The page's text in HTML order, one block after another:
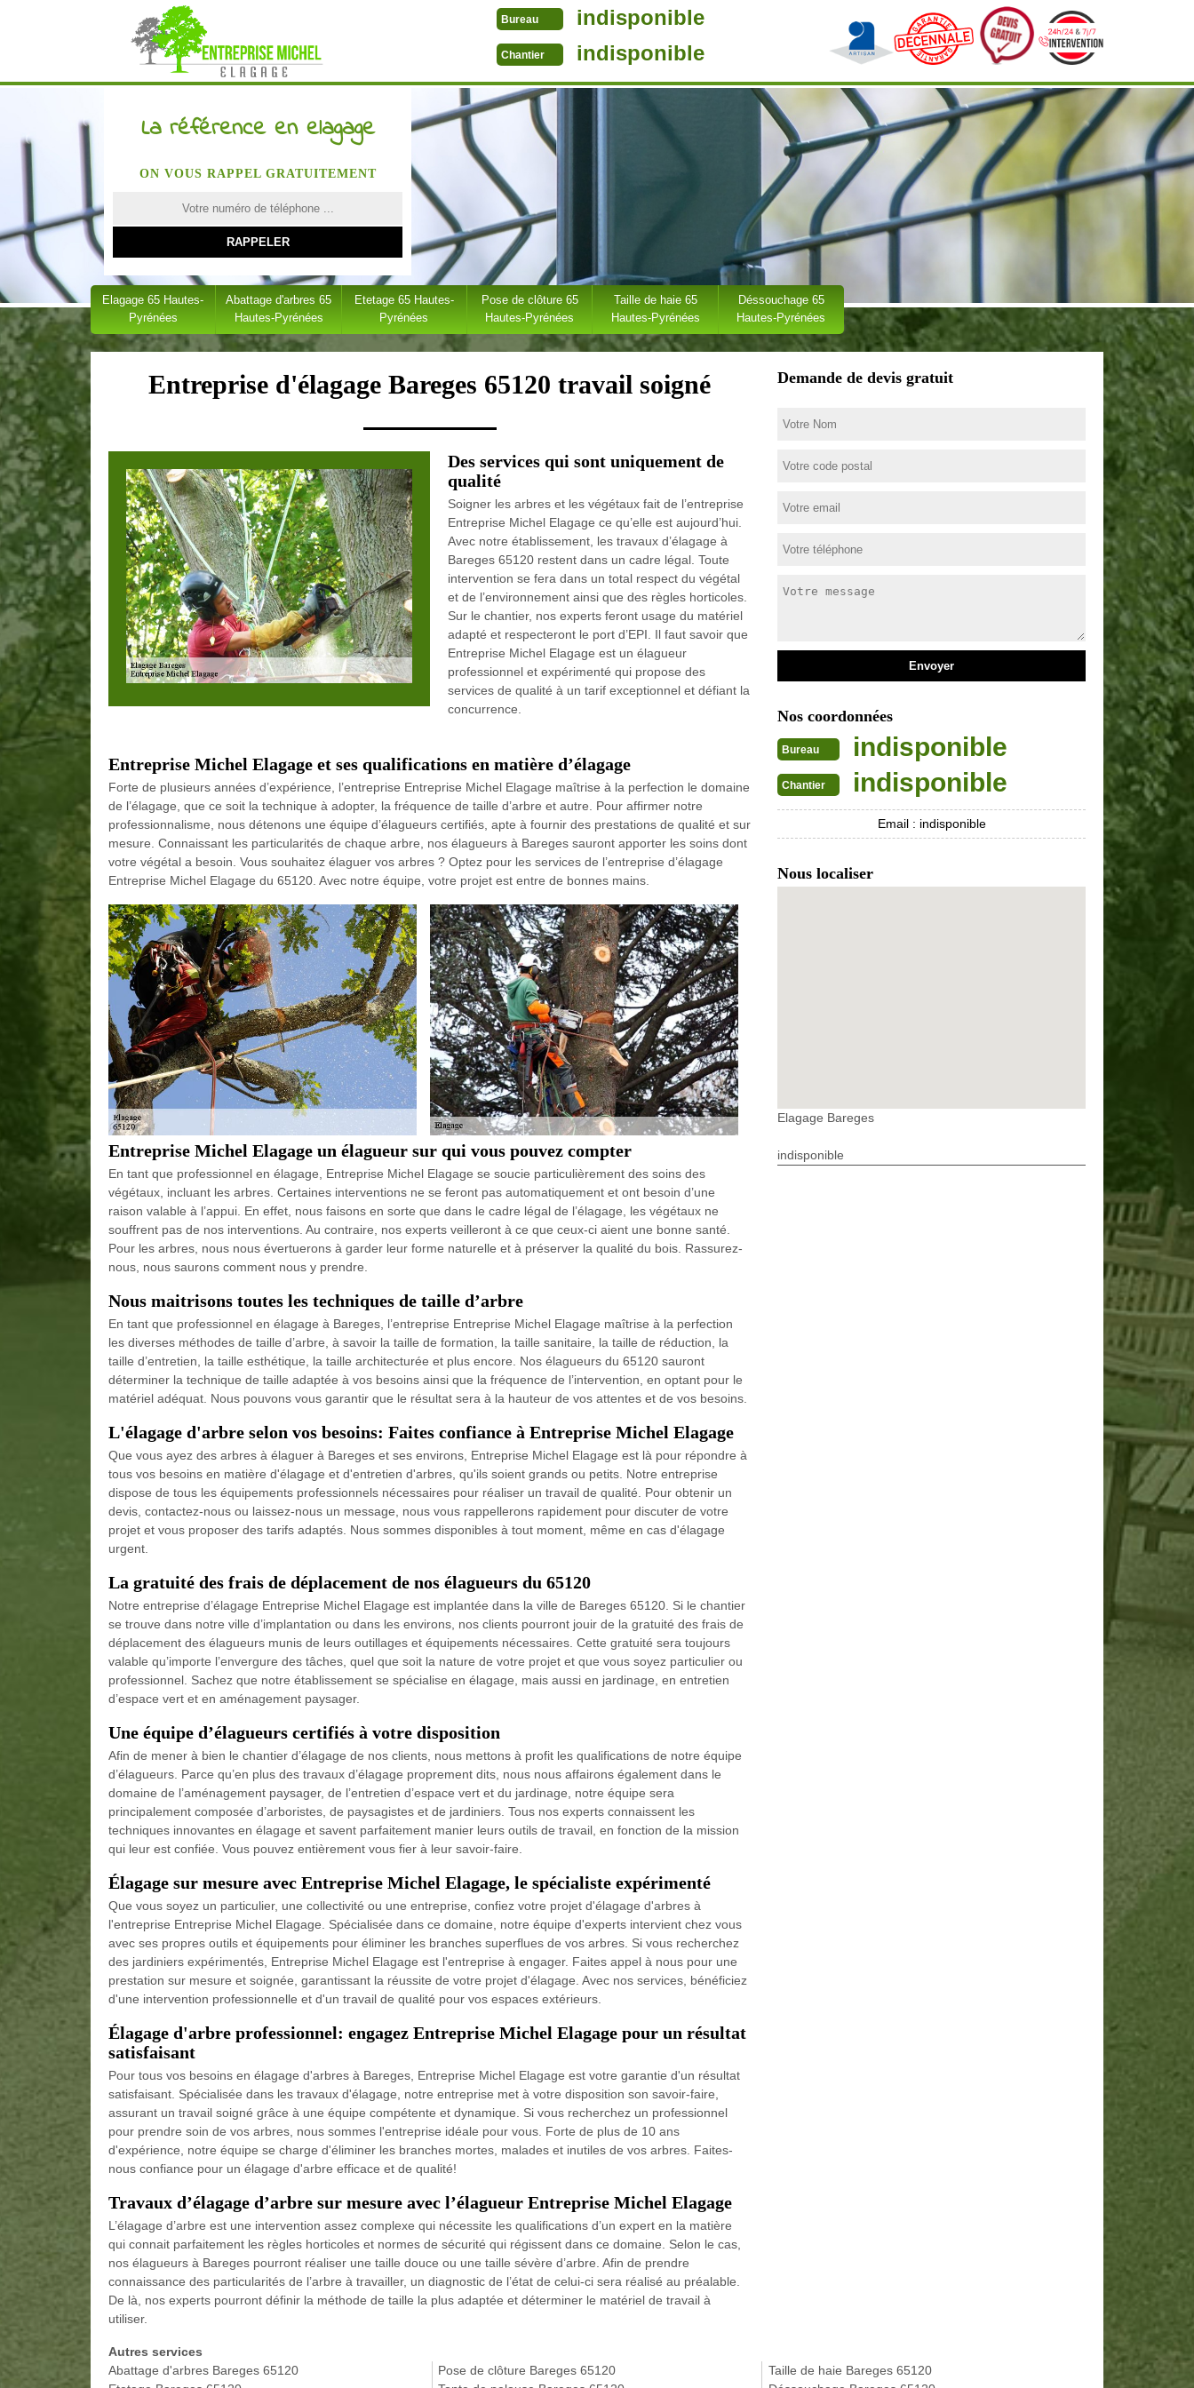
Bureau indisponible
Chantier indisponible
La référence en elagage
ON VOUS RAPPEL GRATUITEMENT
Elagage 65 Hautes-
Pyrénées
Abattage d'arbres 65
Hautes-Pyrénées
Etetage 65 Hautes-
Pyrénées
Pose de clôture 65
Hautes-Pyrénées
Taille de haie 65
Hautes-Pyrénées
Déssouchage 65
Hautes-Pyrénées
Entreprise d'élagage Bareges 65120 travail soigné
Des services qui sont uniquement de
qualité
Soigner les arbres et les végétaux fait de l’entreprise
Entreprise Michel Elagage ce qu’elle est aujourd’hui.
Avec notre établissement, les travaux d’élagage à
Bareges 65120 restent dans un cadre légal. Toute
intervention se fera dans un total respect du végétal
et de l’environnement ainsi que des règles horticoles.
Sur le chantier, nos experts feront usage du matériel
adapté et respecteront le port d’EPI. Il faut savoir que
Entreprise Michel Elagage est un élagueur
professionnel et expérimenté qui propose des
services de qualité à un tarif exceptionnel et défiant la
concurrence.
Entreprise Michel Elagage et ses qualifications en matière d’élagage
Forte de plusieurs années d’expérience, l’entreprise Entreprise Michel Elagage maîtrise à la perfection le domaine
de l’élagage, que ce soit la technique à adopter, la fréquence de taille d’arbre et autre. Pour affirmer notre
professionnalisme, nous détenons une équipe d’élagueurs certifiés, apte à fournir des prestations de qualité et sur
mesure. Connaissant les particularités de chaque arbre, nos élagueurs à Bareges sauront apporter les soins dont
votre végétal a besoin. Vous souhaitez élaguer vos arbres ? Optez pour les services de l’entreprise d’élagage
Entreprise Michel Elagage du 65120. Avec notre équipe, votre projet est entre de bonnes mains.
Entreprise Michel Elagage un élagueur sur qui vous pouvez compter
En tant que professionnel en élagage, Entreprise Michel Elagage se soucie particulièrement des soins des
végétaux, incluant les arbres. Certaines interventions ne se feront pas automatiquement et ont besoin d’une
raison valable à l’appui. En effet, nous faisons en sorte que dans le cadre légal de l’élagage, les végétaux ne
souffrent pas de nos interventions. Au contraire, nos experts veilleront à ce que ceux-ci aient une bonne santé.
Pour les arbres, nous nous évertuerons à garder leur forme naturelle et à préserver la qualité du bois. Rassurez-
nous, nous saurons comment nous y prendre.
Nous maitrisons toutes les techniques de taille d’arbre
En tant que professionnel en élagage à Bareges, l’entreprise Entreprise Michel Elagage maîtrise à la perfection
les diverses méthodes de taille d’arbre, à savoir la taille de formation, la taille sanitaire, la taille de réduction, la
taille d’entretien, la taille esthétique, la taille architecturée et plus encore. Nos élagueurs du 65120 sauront
déterminer la technique de taille adaptée à vos besoins ainsi que la fréquence de l’intervention, en optant pour le
matériel adéquat. Nous pouvons vous garantir que le résultat sera à la hauteur de vos attentes et de vos besoins.
L'élagage d'arbre selon vos besoins: Faites confiance à Entreprise Michel Elagage
Que vous ayez des arbres à élaguer à Bareges et ses environs, Entreprise Michel Elagage est là pour répondre à
tous vos besoins en matière d'élagage et d'entretien d'arbres, qu'ils soient grands ou petits. Notre entreprise
dispose de tous les équipements professionnels nécessaires pour réaliser un travail de qualité. Pour obtenir un
devis, contactez-nous ou laissez-nous un message, nous vous rappellerons rapidement pour discuter de votre
projet et vous proposer des tarifs adaptés. Nous sommes disponibles à tout moment, même en cas d'élagage
urgent.
La gratuité des frais de déplacement de nos élagueurs du 65120
Notre entreprise d’élagage Entreprise Michel Elagage est implantée dans la ville de Bareges 65120. Si le chantier
se trouve dans notre ville d’implantation ou dans les environs, nos clients pourront jouir de la gratuité des frais de
déplacement des élagueurs munis de leurs outillages et équipements nécessaires. Cette gratuité sera toujours
valable qu’importe l’envergure des tâches, quel que soit la nature de votre projet et que vous soyez particulier ou
professionnel. Sachez que notre établissement se spécialise en élagage, mais aussi en jardinage, en entretien
d’espace vert et en aménagement paysager.
Une équipe d’élagueurs certifiés à votre disposition
Afin de mener à bien le chantier d’élagage de nos clients, nous mettons à profit les qualifications de notre équipe
d’élagueurs. Parce qu’en plus des travaux d’élagage proprement dits, nous nous affairons également dans le
domaine de l’aménagement paysager, de l’entretien d’espace vert et du jardinage, notre équipe sera
principalement composée d’arboristes, de paysagistes et de jardiniers. Tous nos experts connaissent les
techniques innovantes en élagage et savent parfaitement manier leurs outils de travail, en fonction de la mission
qui leur est confiée. Vous pouvez entièrement vous fier à leur savoir-faire.
Élagage sur mesure avec Entreprise Michel Elagage, le spécialiste expérimenté
Que vous soyez un particulier, une collectivité ou une entreprise, confiez votre projet d'élagage d'arbres à
l'entreprise Entreprise Michel Elagage. Spécialisée dans ce domaine, notre équipe d'experts intervient chez vous
avec ses propres outils et équipements pour éliminer les branches superflues de vos arbres. Si vous recherchez
des jardiniers expérimentés, Entreprise Michel Elagage est l'entreprise à engager. Faites appel à nous pour une
prestation sur mesure et soignée, garantissant la réussite de votre projet d'élagage. Avec nos services, bénéficiez
d'une intervention professionnelle et d'un travail de qualité pour vos espaces extérieurs.
Élagage d'arbre professionnel: engagez Entreprise Michel Elagage pour un résultat
satisfaisant
Pour tous vos besoins en élagage d'arbres à Bareges, Entreprise Michel Elagage est votre garantie d'un résultat
satisfaisant. Spécialisée dans les travaux d'élagage, notre entreprise met à votre disposition son savoir-faire,
assurant un travail soigné grâce à une équipe compétente et dynamique. Si vous recherchez un professionnel
pour prendre soin de vos arbres, nous sommes l'entreprise idéale pour vous. Forte de plus de 10 ans
d'expérience, notre équipe se charge d'éliminer les branches mortes, malades et inutiles de vos arbres. Faites-
nous confiance pour un élagage d'arbre efficace et de qualité!
Travaux d’élagage d’arbre sur mesure avec l’élagueur Entreprise Michel Elagage
L’élagage d’arbre est une intervention assez complexe qui nécessite les qualifications d’un expert en la matière
qui connait parfaitement les règles horticoles et normes de sécurité qui régissent dans ce domaine. Selon le cas,
nos élagueurs à Bareges pourront réaliser une taille douce ou une taille sévère d’arbre. Afin de prendre
connaissance des particularités de l’arbre à travailler, un diagnostic de l’état de celui-ci sera réalisé au préalable.
De là, nos experts pourront définir la méthode de taille la plus adaptée et déterminer le matériel de travail à
utiliser.
Demande de devis gratuit
Nos coordonnées
Bureau indisponible
Chantier indisponible
Email : indisponible
Nous localiser
Elagage Bareges
indisponible
Autres services
Abattage d'arbres Bareges 65120
Pose de clôture Bareges 65120
Taille de haie Bareges 65120